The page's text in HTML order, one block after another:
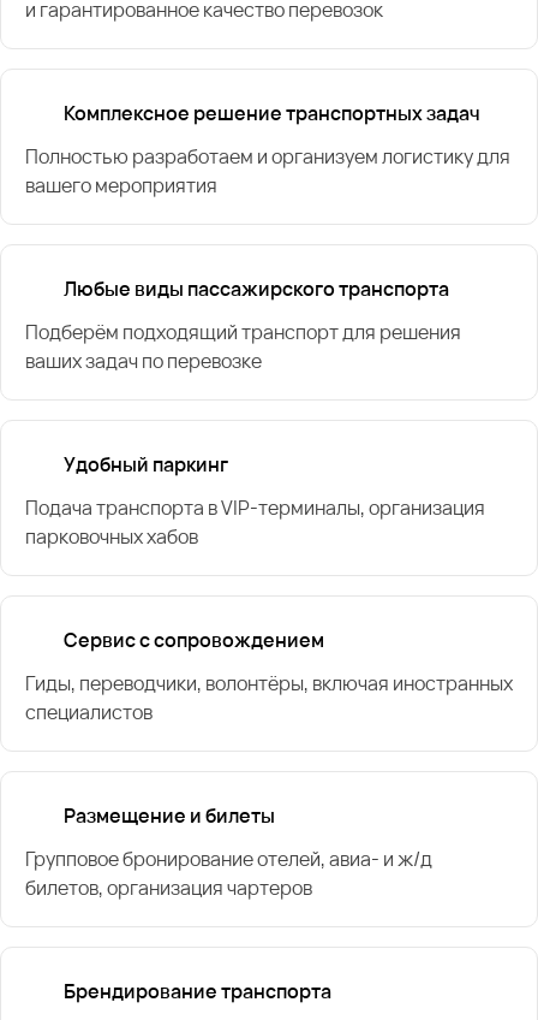
и гарантированное качество перевозок
Комплексное решение транспортных задач
Полностью разработаем и организуем логистику для
вашего мероприятия
Любые виды пассажирского транспорта
Подберём подходящий транспорт для решения
ваших задач по перевозке
Удобный паркинг
Подача транспорта в VIP-терминалы, организация
парковочных хабов
Сервис с сопровождением
Гиды, переводчики, волонтёры, включая иностранных
специалистов
Размещение и билеты
Групповое бронирование отелей, авиа- и ж/д
билетов, организация чартеров
Брендирование транспорта